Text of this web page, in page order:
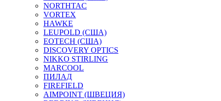
NORTHTAC
VORTEX
HAWKE
LEUPOLD (США)
EOTECH (США)
DISCOVERY OPTICS
NIKKO STIRLING
MARCOOL
ПИЛАД
FIREFIELD
AIMPOINT (ШВЕЦИЯ)